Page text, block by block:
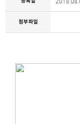
첨부파일